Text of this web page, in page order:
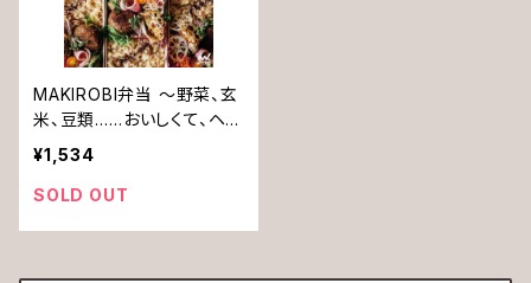
MAKIROBI弁当 ～野菜、玄
米、豆類……おいしくて、ヘル
シー! 手軽に作れるマクロ
ビオティック～
¥1,534
SOLD OUT